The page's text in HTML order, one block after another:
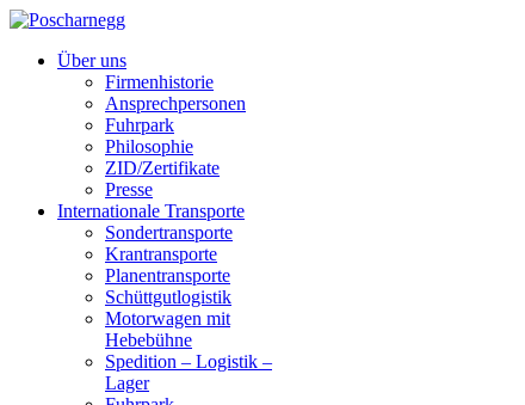
Über uns
Firmenhistorie
Ansprechpersonen
Fuhrpark
Philosophie
ZID/Zertifikate
Presse
Internationale Transporte
Sondertransporte
Krantransporte
Planentransporte
Schüttgutlogistik
Motorwagen mit
Hebebühne
Spedition – Logistik –
Lager